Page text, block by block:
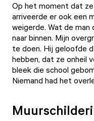
Op het moment dat ze
arriveerde er ook een
weigerde. Wat de
naar binnen. Mijn
te doen. Hij geloofde
hebben, dat ze onheil
bleek die school
Niemand had het